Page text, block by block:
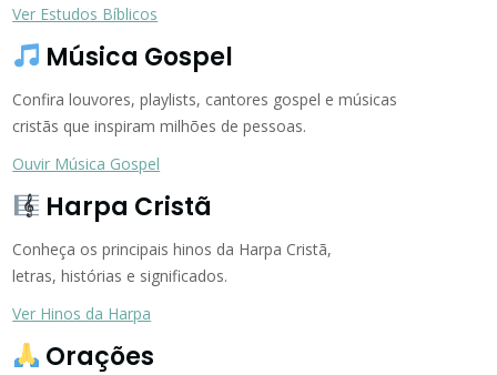
Ver Estudos Bíblicos
Música Gospel
Confira louvores, playlists, cantores gospel e músicas
cristãs que inspiram milhões de pessoas.
Ouvir Música Gospel
Harpa Cristã
Conheça os principais hinos da Harpa Cristã,
letras, histórias e significados.
Ver Hinos da Harpa
Orações